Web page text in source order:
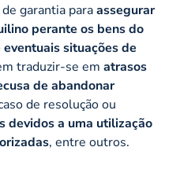
garantia paraassegurar
perante os bens do
situações de
traduzir-se em atrasos
de abandonar
de resolução ou
devidos a uma utilização
, entre outros.